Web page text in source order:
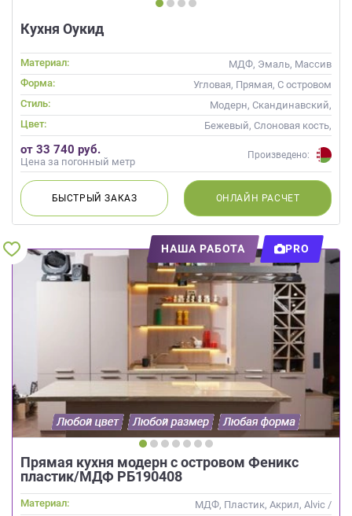
Кухня Оукид
Материал:
МДФ, Эмаль, Массив
Форма:
Угловая, Прямая, С островом
Стиль:
Модерн, Скандинавский,
Неоклассика, Современные
Цвет:
Бежевый, Слоновая кость,
Кремовый, Коричневый,
Капучино
от 33 740 руб.
Цена за погонный метр
Произведено:
БЫСТРЫЙЗАКАЗ ОНЛАЙН РАСЧЕТ
НАША РАБОТА PRO
Прямая кухня модерн с островом Феникс
пластик/МДФ РБ190408
Материал:
МДФ, Пластик, Акрил, Alvic /